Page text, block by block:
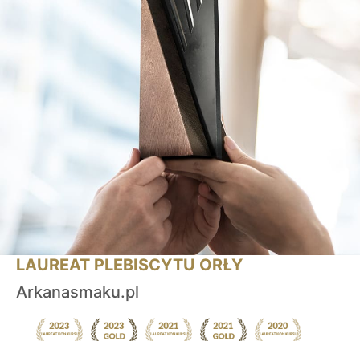
LAUREAT PLEBISCYTU ORŁY
Arkanasmaku.pl